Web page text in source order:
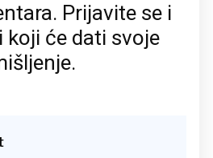
Prijavite se i
koji će dati svoje